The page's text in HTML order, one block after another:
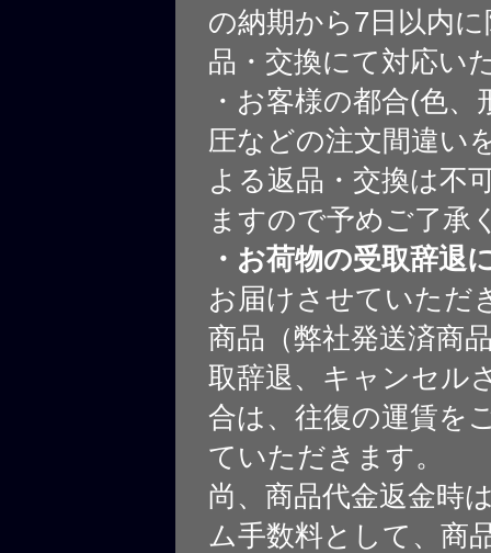
の納期から7日以内
品・交換にて対応い
・お客様の都合(色、
圧などの注文間違い
よる返品・交換は不
ますので予めご了承
・お荷物の受取辞退
お届けさせていただ
商品（弊社発送済商
取辞退、キャンセル
合は、往復の運賃を
ていただきます。
尚、商品代金返金時
ム手数料として、商